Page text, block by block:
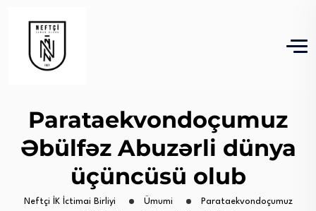
Parataekvondoçumuz
Əbülfəz Abuzərli dünya
üçüncüsü olub
Neftçi İK İctimai Birliyi Ümumi
Parataekvondoçumuz